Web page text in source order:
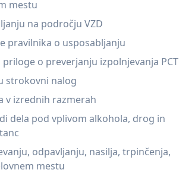
mestu
na področju VZD
pravilnika o usposabljanju
o preverjanju izpolnjevanja PCT
strokovni nalog
v izrednih razmerah
dela pod vplivom alkohola, drog in
odpavljanju, nasilja, trpinčenja,
mestu